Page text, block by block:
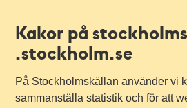
Kakor på
.stockholm.se
På Stockholmskällan använder vi
sammanställa statistik och för att